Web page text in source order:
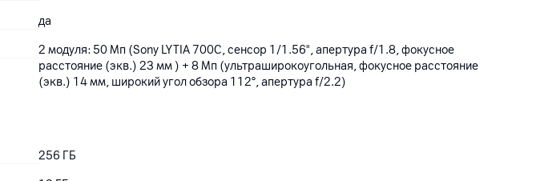
да
2 модуля: 50 Мп (Sony LYTIA 700C, сенсор 1/1.56", апертура f/1.8, фокусное
расстояние (экв.) 23 мм ) + 8 Мп (ультраширокоугольная, фокусное расстояние
(экв.) 14 мм, широкий угол обзора 112°, апертура f/2.2)
256 ГБ